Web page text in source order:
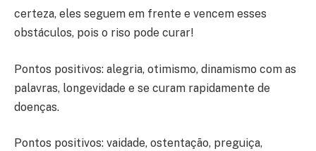
certeza, eles seguem em frente e vencem esses
obstáculos, pois o riso pode curar!
Pontos positivos: alegria, otimismo, dinamismo com as
palavras, longevidade e se curam rapidamente de
doenças.
Pontos positivos: vaidade, ostentação, preguiça,